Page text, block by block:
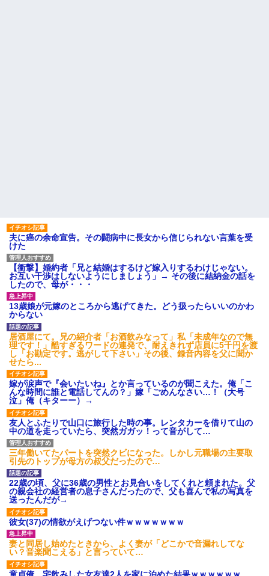
触らないでよ！」キチママ『そ
こに金庫があったから、開けて
みようとしただけ☆』義兄「泥
は出てけ！二度と来るな！」結
果・・・
私「初めて飲む味だけどなん
のお茶？」彼「ちっ！」私「」
【GIF】JSのカンチョーワロ
タ
後続車にクラクションを鳴ら
され彼氏が逆切れ。「何クラク
ション鳴らしてんだ！降りてこ
いよ！」と怒鳴りだし...
【衝撃】報酬100万円超の治験
募集がこちらｗｗｗｗｗ(※画像
あり)
【ネット騒然】惨殺されたタ
ワマン頂き女子のこの動画、す
げえええええｗｗｗｗｗｗｗｗ
ｗｗｗ
【愕然】白のクラウン俺氏、
高速道路左車線を制限速度で走
った結果wwwwwwwwwwww
百年の恋12-899 食べた量を
張り合ってくる
【悲報】佐藤輝明・・・２軍
でも盛大にやらかす←あまり悲
しませないでくれ
夫に癌の余命宣告。その闘病中に長女から信じられない言葉を受
けた
【衝撃】婚約者「兄と結婚はするけど嫁入りするわけじゃない。
お互い干渉はしないようにしましょう」→ その後に結納金の話を
したので、母が・・・
13歳娘が元嫁のところから逃げてきた。どう扱ったらいいのかわ
からない
居酒屋にて。兄の紹介者「お酒飲みなって」私「未成年なので無
理です！」酷すぎるワードの連発で、耐えきれず店員に5千円を渡
し「お勘定です。逃がして下さい」その後、録音内容を父に聞か
せたら...
嫁が涙声で『会いたいね』とか言っているのが聞こえた。俺「こ
んな時間に誰と電話してんの？」嫁「ごめんなさい…！（大号
泣」俺（キターー）→
友人とふたりで山口に旅行した時の事。レンタカーを借りて山の
中の道を走っていたら、突然ガガッ！って音がして…
三年働いてたパートを突然クビになった。しかし元職場の主要取
引先のトップが母方の叔父だったので…
22歳の頃、父に36歳の男性とお見合いをしてくれと頼まれた。父
の親会社の経営者の息子さんだったので、父も喜んで私の写真を
送ったんだが→
彼女(37)の情欲がえげつない件ｗｗｗｗｗｗｗ
妻と同居し始めたときから、よく妻が「どこかで音漏れしてな
い？音楽聞こえる」と言っていて…
童貞俺、宅飲みした女友達2人を家に泊めた結果ｗｗｗｗｗｗ